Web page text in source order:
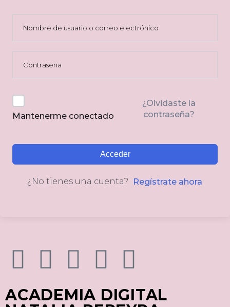
Mantenerme conectado
¿Olvidaste la
contraseña?
Acceder
¿No tienes una cuenta? Regístrate ahora
ACADEMIA DIGITAL